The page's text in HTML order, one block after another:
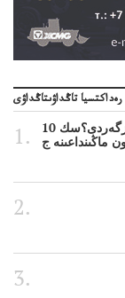
رەداكتسيا تاڭداۋىتاڭداۋى
10 كۇندە نە وزنەردىوزگەردى؟سك